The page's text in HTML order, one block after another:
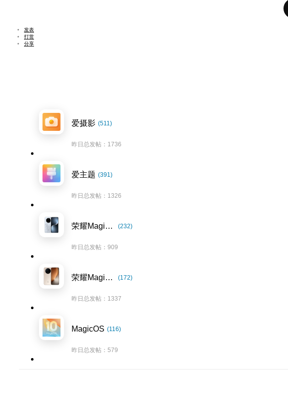
发表
打赏
分享
爱摄影 (511)
昨日总发帖：1736
爱主题 (391)
昨日总发帖：1326
荣耀Magic7系列 (232)
昨日总发帖：909
荣耀Magic8系列 (172)
昨日总发帖：1337
MagicOS (116)
昨日总发帖：579